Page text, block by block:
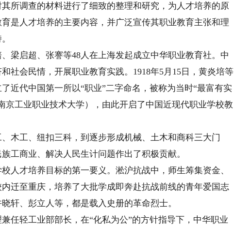
调查的材料进行了细致的整理和研究，为人才培养的原
是人才培养的主要内容，并广泛宣传其职业教育主张和理
启超、张謇等48人在上海发起成立中华职业教育社。中
社会民情，开展职业教育实践。1918年5月15日，黄炎培等
近代中国第一所以“职业”二字命名，被称为当时“最富有实
工业职业技术大学），由此开启了中国近现代职业学校教
工、纽扣三科，到逐步形成机械、土木和商科三大门
工商业、解决人民生计问题作出了积极贡献。
才培养目标的第一要义。淞沪抗战中，师生筹集资金、
迁至重庆，培养了大批学成即奔赴抗战前线的青年爱国志
轩、彭立人等，都是载入史册的革命烈士。
轻工业部部长，在“化私为公”的方针指导下，中华职业